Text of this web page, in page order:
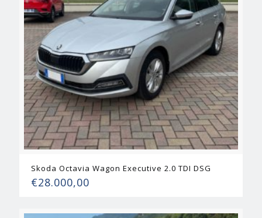
Skoda Octavia Wagon Executive 2.0 TDI DSG
€28.000,00